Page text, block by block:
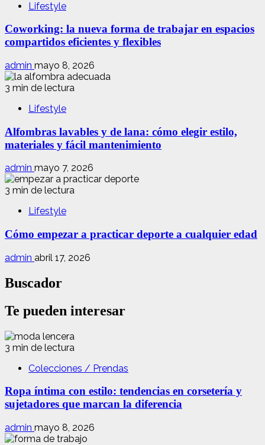
Lifestyle
Coworking: la nueva forma de trabajar en espacios
compartidos eficientes y flexibles
admin mayo 8, 2026
3 min de lectura
Lifestyle
Alfombras lavables y de lana: cómo elegir estilo,
materiales y fácil mantenimiento
admin mayo 7, 2026
3 min de lectura
Lifestyle
Cómo empezar a practicar deporte a cualquier edad
admin abril 17, 2026
Buscador
Te pueden interesar
3 min de lectura
Colecciones / Prendas
Ropa íntima con estilo: tendencias en corsetería y
sujetadores que marcan la diferencia
admin mayo 8, 2026